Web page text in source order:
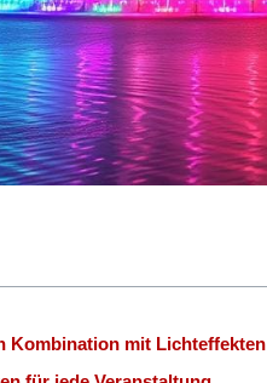
Kombination mit Lichteffekten